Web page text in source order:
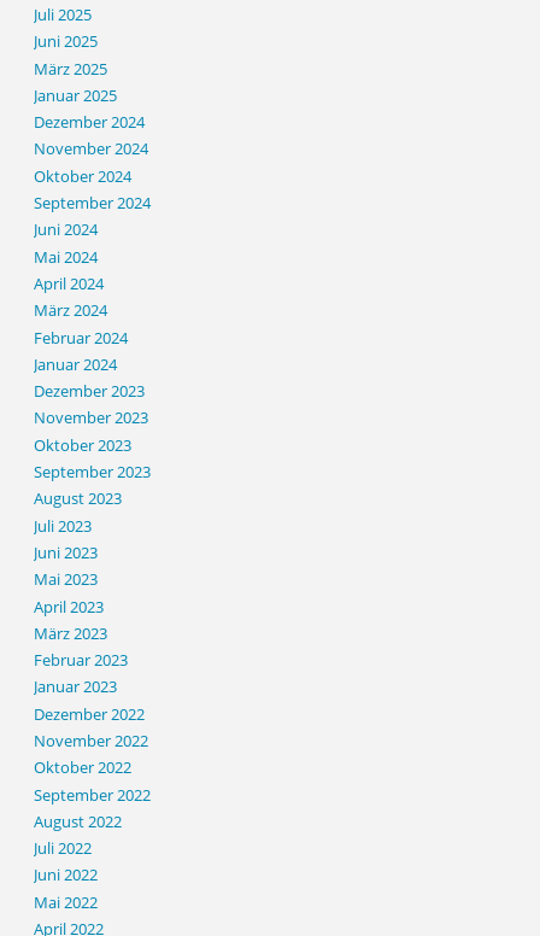
Juli 2025
Juni 2025
März 2025
Januar 2025
Dezember 2024
November 2024
Oktober 2024
September 2024
Juni 2024
Mai 2024
April 2024
März 2024
Februar 2024
Januar 2024
Dezember 2023
November 2023
Oktober 2023
September 2023
August 2023
Juli 2023
Juni 2023
Mai 2023
April 2023
März 2023
Februar 2023
Januar 2023
Dezember 2022
November 2022
Oktober 2022
September 2022
August 2022
Juli 2022
Juni 2022
Mai 2022
April 2022